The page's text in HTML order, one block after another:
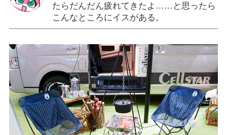
たらだんだん疲れてきたよ……と思ったら
こんなところにイスがある。